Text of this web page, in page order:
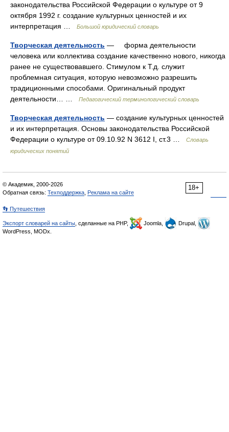
законодательства Российской Федерации о культуре от 9
октября 1992 г. создание культурных ценностей и их
интерпретация …
Большой юридический словарь
Творческая деятельность — форма деятельности
человека или коллектива создание качественно нового, никогда
ранее не существовавшего. Стимулом к Т.д. служит
проблемная ситуация, которую невозможно разрешить
традиционными способами. Оригинальный продукт
деятельности… …
Педагогический терминологический словарь
Творческая деятельность — создание культурных ценностей
и их интерпретация. Основы законодательства Российской
Федерации о культуре от 09.10.92 N 3612 I, ст.3 …
Словарь
юридических понятий
18+
© Академик, 2000-2026
Обратная связь: Техподдержка Реклама на сайте
👣 Путешествия
Экспорт словарей на сайты , сделанные на PHP, Joomla,
Drupal,
WordPress, MODx.